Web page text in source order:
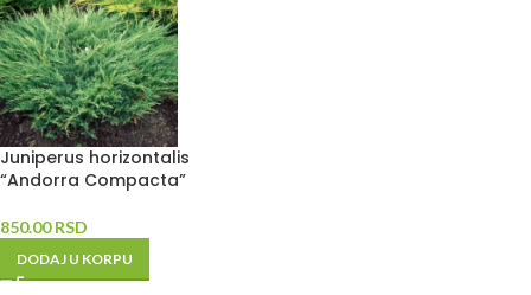
Juniperus horizontalis
“Andorra Compacta”
850.00RSD
DODAJ U KORPU